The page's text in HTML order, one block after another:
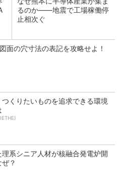
るのか――地震で工場稼働停
止相次ぐ
面の穴寸法の表記を攻略せよ！
つくりたいものを追求できる環境
系シニア人材が核融合発電炉開
？